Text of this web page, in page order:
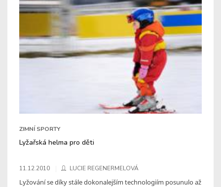
ZIMNÍ SPORTY
Lyžařská helma pro děti
11.12.2010 LUCIE REGENERMELOVÁ
Lyžování se díky stále dokonalejším technologiím posunulo až